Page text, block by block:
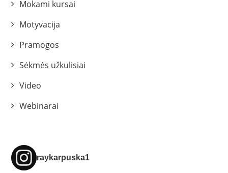
Mokami kursai
Motyvacija
Pramogos
Sėkmės užkulisiai
Video
Webinarai
raykarpuska1